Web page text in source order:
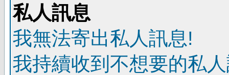
私人訊息
我無法寄出私人訊息!
我持續收到不想要的私